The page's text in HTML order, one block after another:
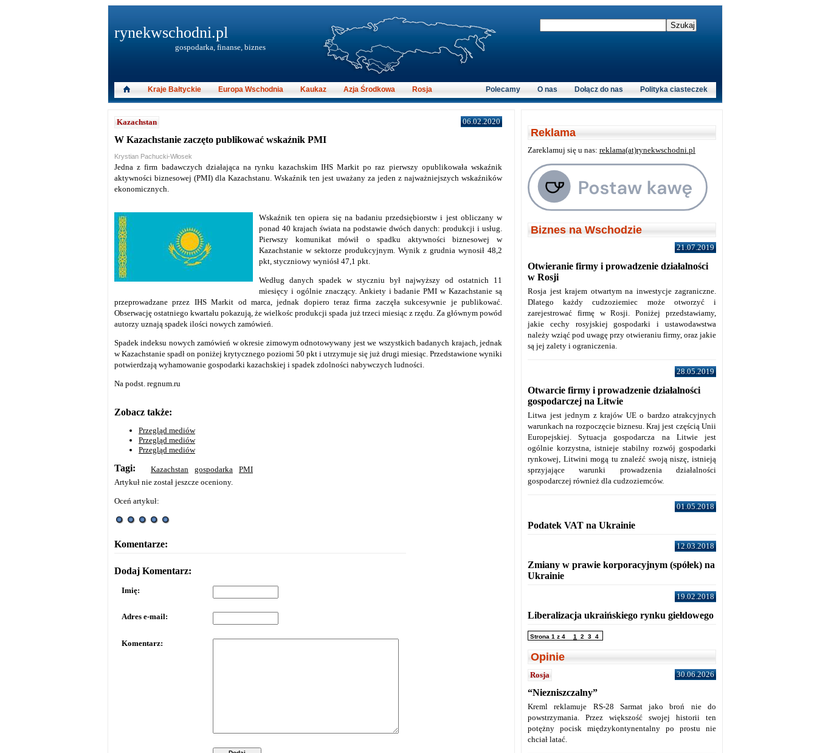
Kazachstan 06.02.2020
W Kazachstanie zaczęto publikować wskaźnik PMI
Krystian Pachucki-Włosek
Jedna z firm badawczych działająca na rynku kazachskim IHS Markit po raz pierwszy opublikowała wskaźnik
aktywności biznesowej (PMI) dla Kazachstanu. Wskaźnik ten jest uważany za jeden z najważniejszych wskaźników
ekonomicznych.
Wskaźnik ten opiera się na badaniu przedsiębiorstw i jest obliczany w
ponad 40 krajach świata na podstawie dwóch danych: produkcji i usług.
Pierwszy komunikat mówił o spadku aktywności biznesowej w
Kazachstanie w sektorze produkcyjnym. Wynik z grudnia wynosił 48,2
pkt, styczniowy wyniósł 47,1 pkt.
Według danych spadek w styczniu był najwyższy od ostatnich 11
miesięcy i ogólnie znaczący. Ankiety i badanie PMI w Kazachstanie są
przeprowadzane przez IHS Markit od marca, jednak dopiero teraz firma zaczęła sukcesywnie je publikować.
Obserwację ostatniego kwartału pokazują, że wielkośc produkcji spada już trzeci miesiąc z rzędu. Za głównym powód
autorzy uznają spadek ilości nowych zamówień.
Spadek indeksu nowych zamówień w okresie zimowym odnotowywany jest we wszystkich badanych krajach, jednak
w Kazachstanie spadł on poniżej krytycznego poziomi 50 pkt i utrzymuje się już drugi miesiąc. Przedstawione wyniki
potwierdzają wyhamowanie gospodarki kazachskiej i spadek zdolności nabywczych ludności.
Na podst. regnum.ru
Zobacz także:
Przegląd mediów
Przegląd mediów
Przegląd mediów
Tagi: Kazachstan gospodarka
PMI
Artykuł nie został jeszcze oceniony.
Oceń artykuł:
Komentarze:
Dodaj Komentarz:
Imię:
Adres e-mail:
Komentarz:
rynekwschodni.pl
gospodarka, finanse, biznes
Kraje Bałtyckie Europa Wschodnia Kaukaz Azja Środkowa Rosja Polityka ciasteczek
Dołącz do nas
O nas
Polecamy
Reklama
Zareklamuj się u nas: reklama(at)rynekwschodni.pl
Biznes na Wschodzie
21.07.2019
Otwieranie firmy i prowadzenie działalności
w Rosji
Rosja jest krajem otwartym na inwestycje zagraniczne.
Dlatego każdy cudzoziemiec może otworzyć i
zarejestrować firmę w Rosji. Poniżej przedstawiamy,
jakie cechy rosyjskiej gospodarki i ustawodawstwa
należy wziąć pod uwagę przy otwieraniu firmy, oraz jakie
są jej zalety i ograniczenia.
28.05.2019
Otwarcie firmy i prowadzenie działalności
gospodarczej na Litwie
Litwa jest jednym z krajów UE o bardzo atrakcyjnych
warunkach na rozpoczęcie biznesu. Kraj jest częścią Unii
Europejskiej. Sytuacja gospodarcza na Litwie jest
ogólnie korzystna, istnieje stabilny rozwój gospodarki
rynkowej, Litwini mogą tu znaleźć swoją niszę, istnieją
sprzyjające warunki prowadzenia działalności
gospodarczej również dla cudzoziemców.
01.05.2018
Podatek VAT na Ukrainie
12.03.2018
Zmiany w prawie korporacyjnym (spółek) na
Ukrainie
19.02.2018
Liberalizacja ukraińskiego rynku giełdowego
Strona 1 z 4 1 2 3 4
Opinie
Rosja 30.06.2026
“Niezniszczalny”
Kreml reklamuje RS-28 Sarmat jako broń nie do
powstrzymania. Przez większość swojej historii ten
potężny pocisk międzykontynentalny po prostu nie
chciał latać.